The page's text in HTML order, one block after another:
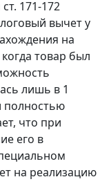
ст. 171-172
вычет у
на
товар был
лишь в 1
полностью
что при
его в
на реализацию